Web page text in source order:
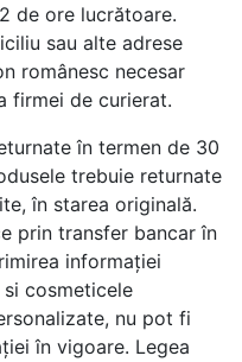
de ore lucrătoare.
sau alte adrese
românesc necesar
firmei de curierat.
în termen de 30
trebuie returnate
în starea originală.
prin transfer bancar în
informației
cosmeticele
nu pot fi
în vigoare. Legea